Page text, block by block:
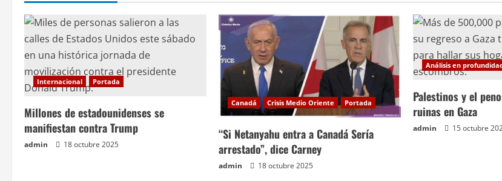
d
e
e
n
t
Internacional Portada
Millones de estadounidenses se
manifiestan contra Trump
admin 18 octubre 2025
Canadá Crisis Medio Oriente Portada
“Si Netanyahu entra a Canadá Sería
arrestado”, dice Carney
admin 18 octubre 2025
Análisis en
Palestinos y el
ruinas en Gaza
admin 15 octubre